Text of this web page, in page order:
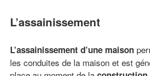
L’assainissement
L’assainissement d’une maison
les conduites de la maison et est